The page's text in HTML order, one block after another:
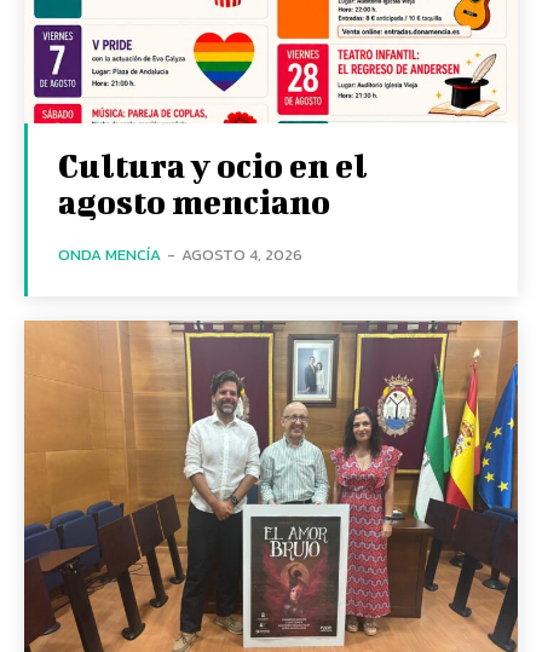
Cultura y ocio en el
agosto menciano
ONDA MENCÍA - AGOSTO 4, 2026